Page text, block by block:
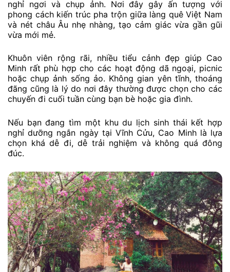
nghỉ ngơi và chụp ảnh. Nơi đây gây ấn tượng với
phong cách kiến trúc pha trộn giữa làng quê Việt Nam
và nét châu Âu nhẹ nhàng, tạo cảm giác vừa gần gũi
vừa mới mẻ.
Khuôn viên rộng rãi, nhiều tiểu cảnh đẹp giúp Cao
Minh rất phù hợp cho các hoạt động dã ngoại, picnic
hoặc chụp ảnh sống ảo. Không gian yên tĩnh, thoáng
đãng cũng là lý do nơi đây thường được chọn cho các
chuyến đi cuối tuần cùng bạn bè hoặc gia đình.
Nếu bạn đang tìm một khu du lịch sinh thái kết hợp
nghỉ dưỡng ngắn ngày tại Vĩnh Cửu, Cao Minh là lựa
chọn khá dễ đi, dễ trải nghiệm và không quá đông
đúc.